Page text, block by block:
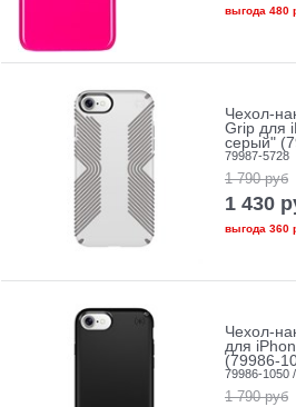
выгода 480
Чехол-
Grip для
серый"
79987-5728
1 790 руб
1 430
выгода 360
Чехол-
для
(79986-
79986-1050
1 790 руб